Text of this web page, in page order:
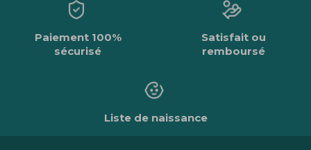
Paiement 100%
sécurisé
Satisfait ou
remboursé
Liste de naissance